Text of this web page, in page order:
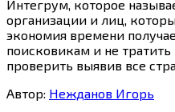
Интегрум, которое
организации и лиц,
экономия времени
поисковикам и не
проверить выявив все
Автор: Нежданов Игорь